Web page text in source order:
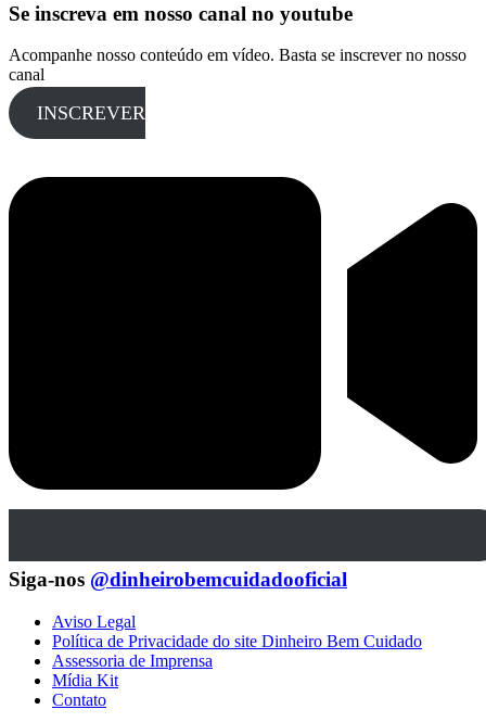
Se inscreva em nosso canal no youtube
Acompanhe nosso conteúdo em vídeo. Basta se inscrever no nosso
canal
INSCREVER
Siga-nos @dinheirobemcuidadooficial
Aviso Legal
Política de Privacidade do site Dinheiro Bem Cuidado
Assessoria de Imprensa
Mídia Kit
Contato